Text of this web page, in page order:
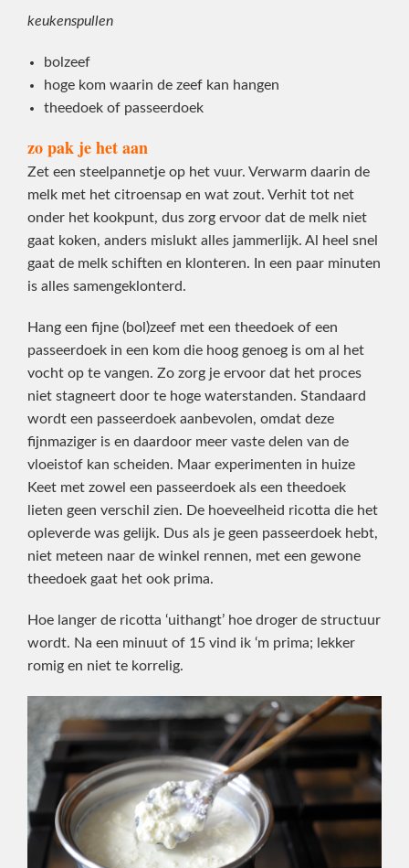
keukenspullen
bolzeef
hoge kom waarin de zeef kan hangen
theedoek of passeerdoek
zo pak je het aan
Zet een steelpannetje op het vuur. Verwarm daarin de
melk met het citroensap en wat zout. Verhit tot net
onder het kookpunt, dus zorg ervoor dat de melk niet
gaat koken, anders mislukt alles jammerlijk. Al heel snel
gaat de melk schiften en klonteren. In een paar minuten
is alles samengeklonterd.
Hang een fijne (bol)zeef met een theedoek of een
passeerdoek in een kom die hoog genoeg is om al het
vocht op te vangen. Zo zorg je ervoor dat het proces
niet stagneert door te hoge waterstanden. Standaard
wordt een passeerdoek aanbevolen, omdat deze
fijnmaziger is en daardoor meer vaste delen van de
vloeistof kan scheiden. Maar experimenten in huize
Keet met zowel een passeerdoek als een theedoek
lieten geen verschil zien. De hoeveelheid ricotta die het
opleverde was gelijk. Dus als je geen passeerdoek hebt,
niet meteen naar de winkel rennen, met een gewone
theedoek gaat het ook prima.
Hoe langer de ricotta ‘uithangt’ hoe droger de structuur
wordt. Na een minuut of 15 vind ik ‘m prima; lekker
romig en niet te korrelig.